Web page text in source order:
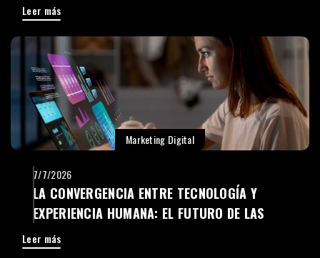
Leer más
Marketing Digital
7/7/2026
LA CONVERGENCIA ENTRE TECNOLOGÍA Y
EXPERIENCIA HUMANA: EL FUTURO DE LAS
EMPRESAS DIGITALES
Leer más